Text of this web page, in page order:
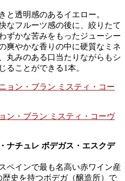
と透明感のあるイエロー。
なフルーツ感の後に、絞りたて
ずかな苦みをもったジューシー
爽やかな香りの中に硬質なミネ
丸みのある口当たりながらもシ
ることができる1本。
ン・ブラン ミスティ・コーヴ
ナチュレ ボデガス・エスクデ
ペインで最も名高い赤ワイン産
史を持つボデガ（醸造所）で